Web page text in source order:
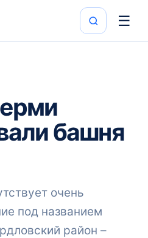
☰
башня
очень
под названием
район –